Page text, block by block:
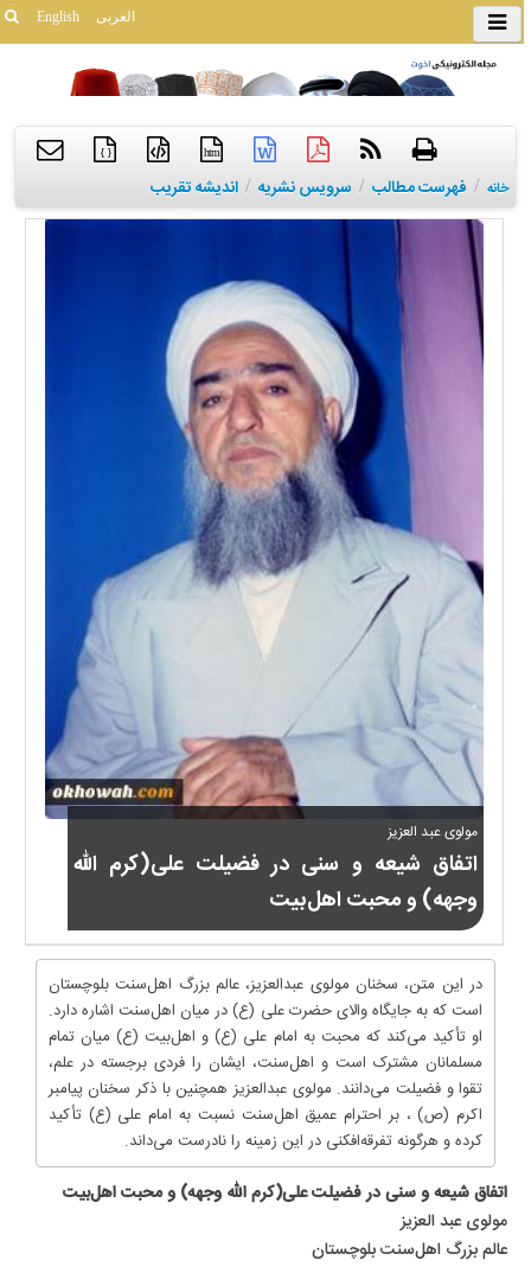
English العربی
htm
{ }
خانه / فهرست مطالب / سرویس نشریه / اندیشه تقریب
مولوی عبد العزیز
اتفاق شیعه و سنی در فضیلت على(کرم الله
وجهه) و محبت اهل‌بیت
در این متن، سخنان مولوی عبدالعزیز، عالم بزرگ اهل‌سنت بلوچستان
است که به جایگاه والای حضرت علی (ع) در میان اهل‌سنت اشاره دارد.
او تأکید می‌کند که محبت به امام علی (ع) و اهل‌بیت (ع) میان تمام
مسلمانان مشترک است و اهل‌سنت، ایشان را فردی برجسته در علم،
تقوا و فضیلت می‌دانند. مولوی عبدالعزیز همچنین با ذکر سخنان پیامبر
اکرم (ص) ، بر احترام عمیق اهل‌سنت نسبت به امام علی (ع) تأکید
کرده و هرگونه تفرقه‌افکنی در این زمینه را نادرست می‌داند.
اتفاق شیعه و سنی در فضیلت على(کرم الله وجهه) و محبت اهل‌بیت
مولوی عبد العزیز
عالم بزرگ اهل‌سنت بلوچستان